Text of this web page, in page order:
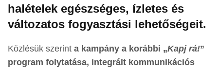
halételek egészséges, ízletes és
változatos fogyasztási lehetőségeit.
Közlésük szerint a kampány a korábbi „Kapj rá!”
program folytatása, integrált kommunikációs